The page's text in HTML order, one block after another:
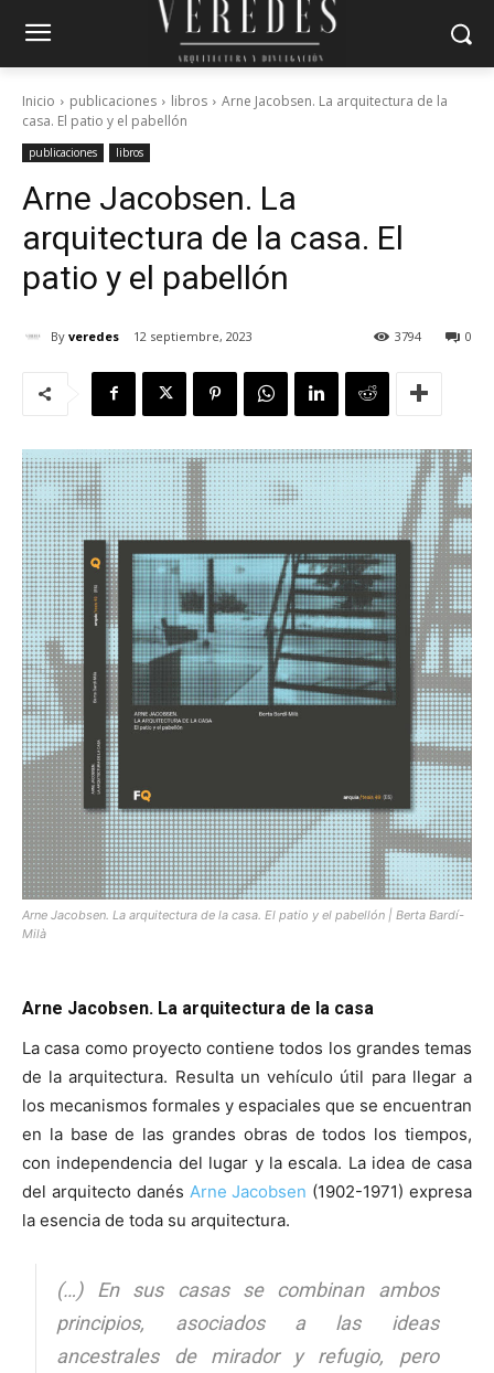
Inicio publicaciones libros
Arne Jacobsen. La arquitectura de la
casa. El patio y el pabellón
publicaciones libros
Arne Jacobsen. La
arquitectura de la casa. El
patio y el pabellón
By veredes 12 septiembre, 2023 0
3794
Arne Jacobsen. La arquitectura de la casa. El patio y el pabellón | Berta Bardí-
Milà
Arne Jacobsen. La arquitectura de la casa
La casa como proyecto contiene todos los grandes temas
de la arquitectura. Resulta un vehículo útil para llegar a
los mecanismos formales y espaciales que se encuentran
en la base de las grandes obras de todos los tiempos,
con independencia del lugar y la escala. La idea de casa
del arquitecto danés Arne Jacobsen (1902-1971) expresa
la esencia de toda su arquitectura.
(…) En sus casas se combinan ambos
principios, asociados a las ideas
ancestrales de mirador y refugio, pero